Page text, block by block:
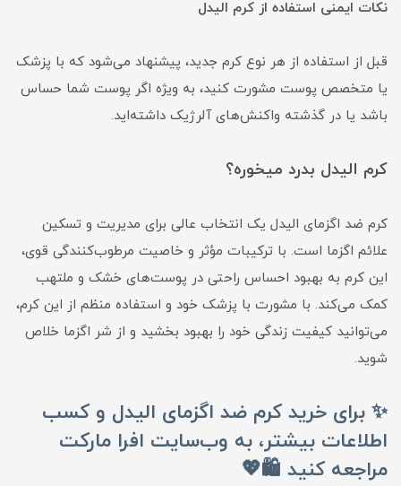
نکات ایمنی استفاده از کرم الیدل
قبل از استفاده از هر نوع کرم جدید، پیشنهاد می‌شود که با پزشک
یا متخصص پوست مشورت کنید، به ویژه اگر پوست شما حساس
باشد یا در گذشته واکنش‌های آلرژیک داشته‌اید.
کرم الیدل بدرد میخوره؟
کرم ضد اگزمای الیدل یک انتخاب عالی برای مدیریت و تسکین
علائم اگزما است. با ترکیبات مؤثر و خاصیت مرطوب‌کنندگی قوی،
این کرم به بهبود احساس راحتی در پوست‌های خشک و ملتهب
کمک می‌کند. با مشورت با پزشک خود و استفاده منظم از این کرم،
می‌توانید کیفیت زندگی خود را بهبود بخشید و از شر اگزما خلاص
شوید.
✨ برای خرید کرم ضد اگزمای الیدل و کسب
اطلاعات بیشتر، به وب‌سایت افرا مارکت
مراجعه کنید 🛍️💖